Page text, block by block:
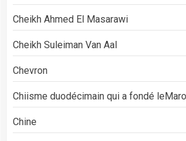
Cheikh Ahmed El Masarawi
Cheikh Suleiman Van Aal
Chevron
Chiisme duodécimain qui a fondé
Chine